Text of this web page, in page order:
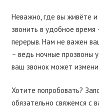
Неважно, где вы живёте
звонить в удобное
перерыв. Нам не важен
– ведь ночные прозвоны
ваш звонок может
Хотите попробовать?
обязательно свяжемся с